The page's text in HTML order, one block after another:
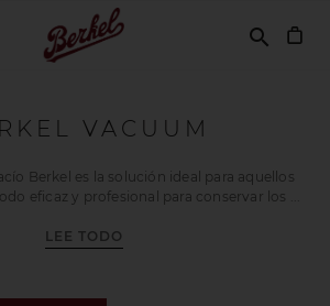
Buscar
search
VACUUM
Berkel es la solución ideal para aquellos
eficaz y profesional para conservar los
LEE TODO